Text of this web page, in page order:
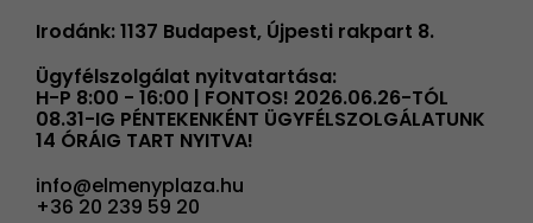
Irodánk: 1137 Budapest, Újpesti rakpart 8.
Ügyfélszolgálat nyitvatartása:
H-P 8:00 - 16:00 | FONTOS! 2026.06.26-TÓL
08.31-IG PÉNTEKENKÉNT ÜGYFÉLSZOLGÁLATUNK
14 ÓRÁIG TART NYITVA!
info@elmenyplaza.hu
+36 20 239 59 20